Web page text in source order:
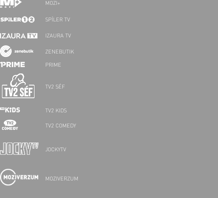
MOZI+
SPÍLER TV
IZAURA TV
ZENEBUTIK
PRIME
TV2 SÉF
TV2 KIDS
TV2 COMEDY
JOCKYTV
MOZIVERZUM